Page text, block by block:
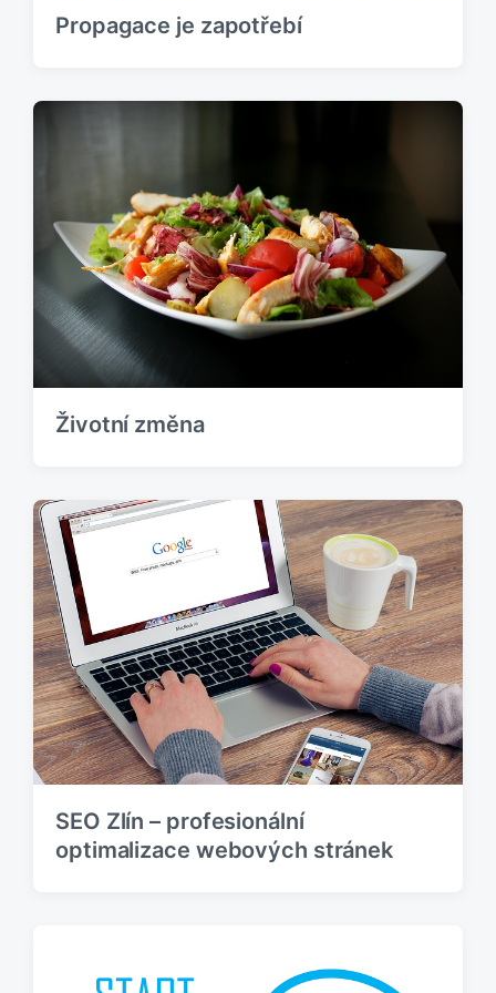
Propagace je zapotřebí
Životní změna
SEO Zlín – profesionální
optimalizace webových stránek